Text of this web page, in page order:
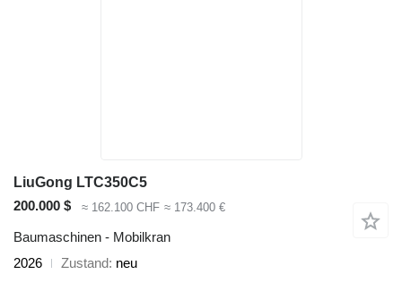
LiuGong LTC350C5
200.000 $
≈ 162.100 CHF ≈ 173.400 €
Baumaschinen - Mobilkran
2026
Zustand neu